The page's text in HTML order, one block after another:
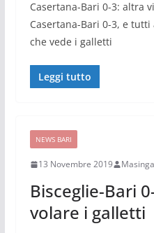
Casertana-Bari 0-3: altra
Casertana-Bari 0-3, e tutti
che vede i galletti
Leggi tutto
NEWS BARI
13 Novembre 2019
Bisceglie-Bari
volare i galletti